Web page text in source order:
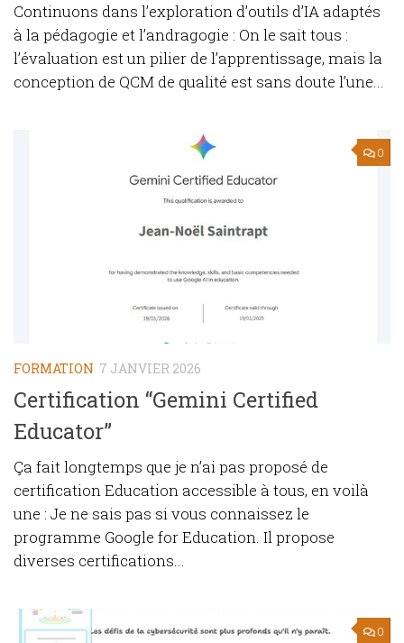
Continuons dans l’exploration d’outils d’IA adaptés
à la pédagogie et l’andragogie : On le sait tous :
l’évaluation est un pilier de l’apprentissage, mais la
conception de QCM de qualité est sans doute l’une...
0
FORMATION 7 JANVIER 2026
Certification “Gemini Certified
Educator”
Ça fait longtemps que je n’ai pas proposé de
certification Education accessible à tous, en voilà
une : Je ne sais pas si vous connaissez le
programme Google for Education. Il propose
diverses certifications...
0